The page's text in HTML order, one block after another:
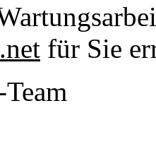
für Sie